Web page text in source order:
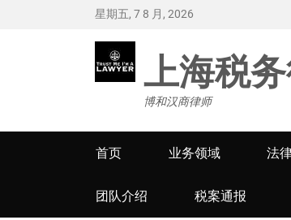
星期五, 7 8 月, 2026
上海税
博和汉商律师
Primary
menu
首页 业务领域 法
团队介绍 税案通报